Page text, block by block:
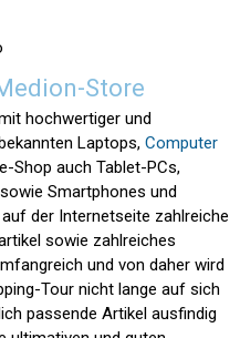
Store
hochwertiger und
Laptops, Computer
Shop auch Tablet-PCs,
Smartphones und
der Internetseite zahlreiche
sowie zahlreiches
und von daher wird
Tour nicht lange auf sich
passende Artikel ausfindig